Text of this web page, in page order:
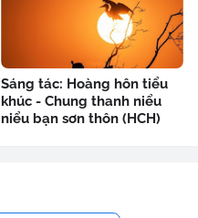
Sáng tác: Hoàng hôn tiểu
khúc - Chung thanh niểu
niểu bạn sơn thôn (HCH)